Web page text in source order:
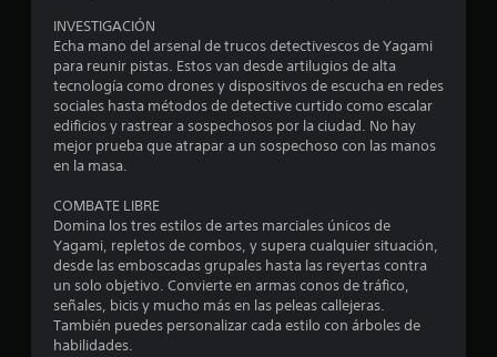
2
c
a
f
INVESTIGACIÓN
Echa mano del arsenal de trucos detectivescos de Yagami
para reunir pistas. Estos van desde artilugios de alta
tecnología como drones y dispositivos de escucha en redes
sociales hasta métodos de detective curtido como escalar
edificios y rastrear a sospechosos por la ciudad. No hay
mejor prueba que atrapar a un sospechoso con las manos
en la masa.
COMBATE LIBRE
Domina los tres estilos de artes marciales únicos de
Yagami, repletos de combos, y supera cualquier situación,
desde las emboscadas grupales hasta las reyertas contra
un solo objetivo. Convierte en armas conos de tráfico,
señales, bicis y mucho más en las peleas callejeras.
También puedes personalizar cada estilo con árboles de
habilidades.